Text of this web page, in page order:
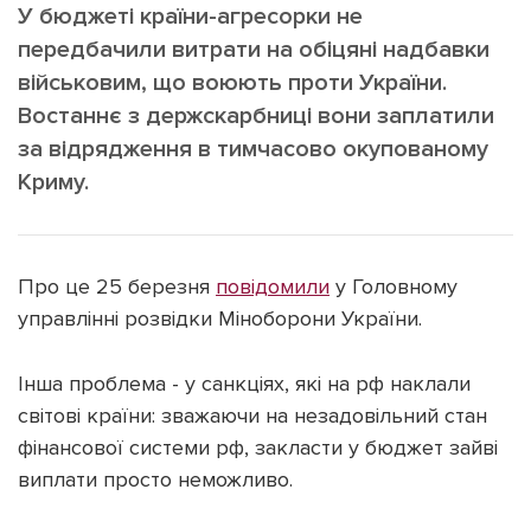
Зв'язатися з нами
[email protected] Реклама на сайті
Політика конфіденційності
Підтримати dyvys.info
У бюджеті країни-агресорки не
передбачили витрати на обіцяні надбавки
військовим, що воюють проти України.
Востаннє з держскарбниці вони заплатили
за відрядження в тимчасово окупованому
Криму.
Про це 25 березня повідомили у Головному
управлінні розвідки Міноборони України.
Інша проблема - у санкціях, які на рф наклали
світові країни: зважаючи на незадовільний стан
фінансової системи рф, закласти у бюджет зайві
виплати просто неможливо.